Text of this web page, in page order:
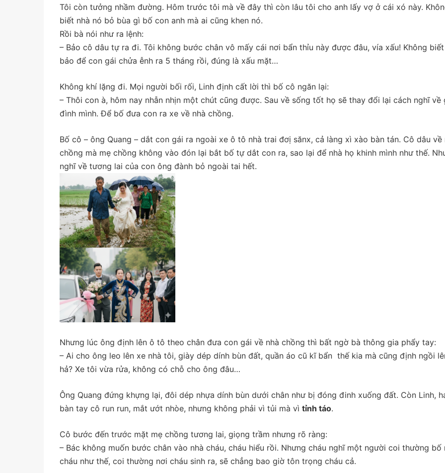
Tôi còn tưởng nhầm đường. Hôm trước tôi mà về đây thì còn lâu tôi cho anh lấy vợ ở cái xó này.
biết nhà nó bỏ bùa gì bố con anh mà ai cũng khen nó.
Rồi bà nói như ra lệnh:
– Bảo cô dâu tự ra đi. Tôi không bước chân vô mấy cái nơi bẩn thỉu này được đâu, vía xấu! Không
bảo để con gái chửa ễnh ra 5 tháng rồi, đúng là xấu mặt…
Không khí lặng đi. Mọi người bối rối, Linh định cất lời thì bố cô ngăn lại:
– Thôi con à, hôm nay nhẫn nhịn một chút cũng được. Sau về sống tốt họ sẽ thay đổi lại cách nghĩ về
đình mình. Để bố đưa con ra xe về nhà chồng.
Bố cô – ông Quang – dắt con gái ra ngoài xe ô tô nhà trai đơị sănx, cả làng xì xào bàn tán. Cô dâu về
chồng mà mẹ chồng không vào đón lại bắt bố tự dắt con ra, sao lại để nhà họ khinh mình như thế.
nghĩ về tương lai của con ông đành bỏ ngoài tai hết.
Nhưng lúc ông định lên ô tô theo chân đưa con gái về nhà chồng thì bất ngờ bà thông gia phẩy tay:
– Ai cho ông leo lên xe nhà tôi, giày dép dính bùn đất, quần áo cũ kĩ bẩn thế kia mà cũng định ngồi
hả? Xe tôi vừa rửa, không có chỗ cho ông đâu…
Ông Quang đứng khựng lại, đôi dép nhựa dính bùn dưới chân như bị đóng đinh xuống đất. Còn Linh,
bàn tay cô run run, mắt ướt nhòe, nhưng không phải vì tủi mà vì tỉnh táo.
Cô bước đến trước mặt mẹ chồng tương lai, giọng trầm nhưng rõ ràng:
– Bác không muốn bước chân vào nhà cháu, cháu hiểu rồi. Nhưng cháu nghĩ một người coi thường bố
cháu như thế, coi thường nơi cháu sinh ra, sẽ chẳng bao giờ tôn trọng cháu cả.